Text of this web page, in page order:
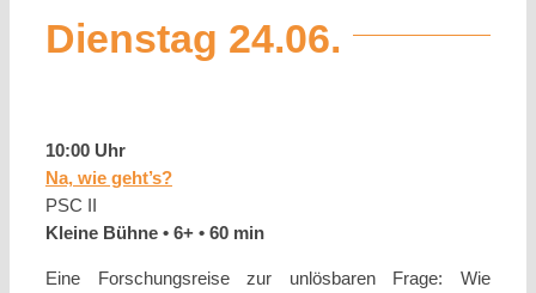
Dienstag 24.06.
10:00 Uhr
Na, wie geht’s?
PSC II
Kleine Bühne • 6+ • 60 min
Eine Forschungsreise zur unlösbaren Frage: Wie